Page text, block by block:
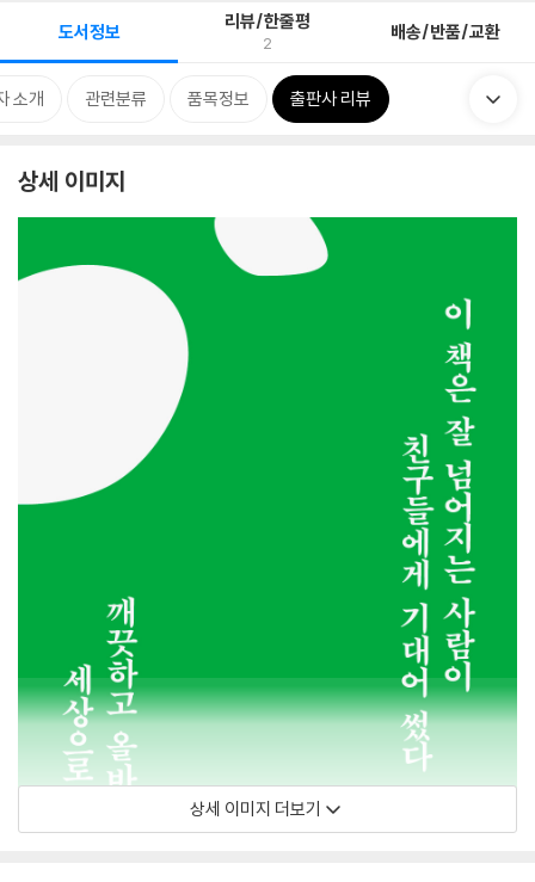
도서정보 리뷰/한줄평
2 배송/반품/교환
소개 관련분류 품목정보 출판사 리뷰
상세 이미지
상세 이미지 더보기